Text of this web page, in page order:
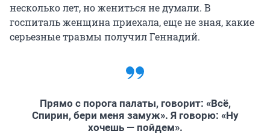
несколько лет, но жениться не думали. В
госпиталь женщина приехала, еще не зная, какие
серьезные травмы получил Геннадий.
Прямо с порога палаты, говорит: «Всё,
Спирин, бери меня замуж». Я говорю: «Ну
хочешь — пойдем».